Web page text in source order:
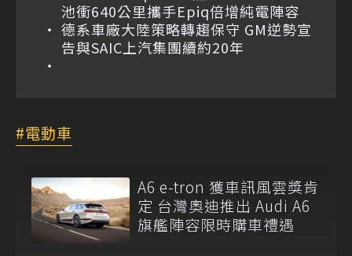
池衝640公里攜手Epiq倍增純電陣容
德系車廠大陸策略轉趨保守 GM逆勢宣
告與SAIC上汽集團續約20年
電動車
A6 e-tron 獲車訊風雲獎肯
定 台灣奧迪推出 Audi A6
旗艦陣容限時購車禮遇